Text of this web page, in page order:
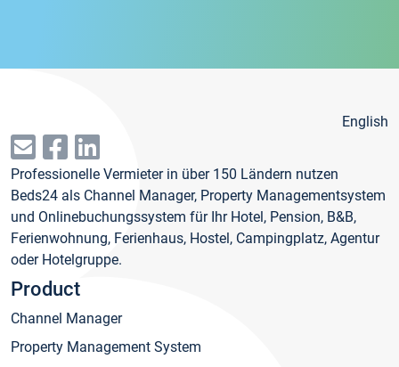
English
Professionelle Vermieter in über 150 Ländern nutzen
Beds24 als Channel Manager, Property Managementsystem
und Onlinebuchungssystem für Ihr Hotel, Pension, B&B,
Ferienwohnung, Ferienhaus, Hostel, Campingplatz, Agentur
oder Hotelgruppe.
Product
Channel Manager
Property Management System